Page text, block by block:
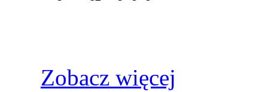
Zobacz więcej